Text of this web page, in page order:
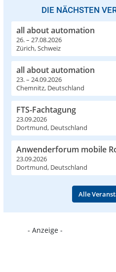
DIE NÄCHSTEN
all about automation
26. – 27.08.2026
Zürich, Schweiz
all about automation
23. – 24.09.2026
Chemnitz, Deutschland
FTS-Fachtagung
23.09.2026
Dortmund, Deutschland
Anwenderforum mobile
23.09.2026
Dortmund, Deutschland
Alle
- Anzeige -